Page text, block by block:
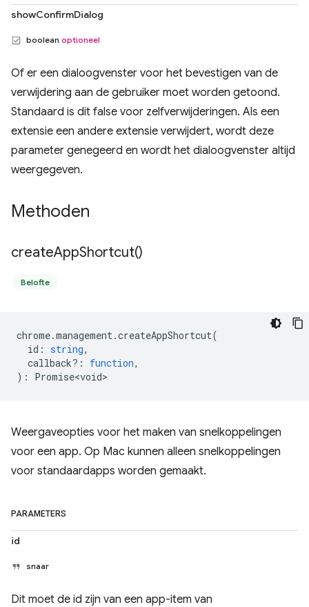
showConfirmDialog
boolean optioneel
Of er een dialoogvenster voor het bevestigen van de
verwijdering aan de gebruiker moet worden getoond.
Standaard is dit false voor zelfverwijderingen. Als een
extensie een andere extensie verwijdert, wordt deze
parameter genegeerd en wordt het dialoogvenster altijd
weergegeven.
Methoden
createAppShortcut()
Belofte
chrome.management.createAppShortcut(
id : string,
callback? : function,
) : Promise<void>
Weergaveopties voor het maken van snelkoppelingen
voor een app. Op Mac kunnen alleen snelkoppelingen
voor standaardapps worden gemaakt.
PARAMETERS
id
snaar
Dit moet de id zijn van een app-item van